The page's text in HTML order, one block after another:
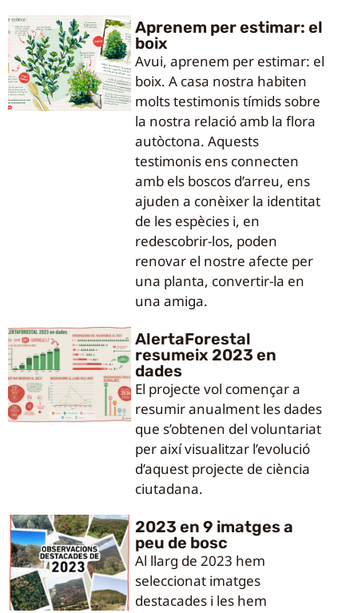
Aprenem per estimar: el
boix
Avui, aprenem per estimar: el
boix. A casa nostra habiten
molts testimonis tímids sobre
la nostra relació amb la flora
autòctona. Aquests
testimonis ens connecten
amb els boscos d’arreu, ens
ajuden a conèixer la identitat
de les espècies i, en
redescobrir-los, poden
renovar el nostre afecte per
una planta, convertir-la en
una amiga.
AlertaForestal
resumeix 2023 en
dades
El projecte vol començar a
resumir anualment les dades
que s’obtenen del voluntariat
per així visualitzar l’evolució
d’aquest projecte de ciència
ciutadana.
2023 en 9 imatges a
peu de bosc
Al llarg de 2023 hem
seleccionat imatges
destacades i les hem